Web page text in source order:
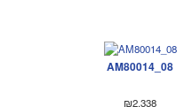
AM80014_08
₪2,338